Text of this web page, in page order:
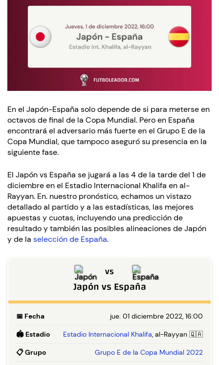
En el Japón-España solo depende de si para meterse en
octavos de final de la Copa Mundial. Pero en España
encontrará el adversario más fuerte en el Grupo E de la
Copa Mundial, que tampoco aseguró su presencia en la
siguiente fase.
El Japón vs España se jugará a las 4 de la tarde del 1 de
diciembre en el Estadio Internacional Khalifa en al-
Rayyan. En. nuestro pronóstico, echamos un vistazo
detallado al partido y a las estadísticas, las mejores
apuestas y cuotas, incluyendo una predicción de
resultado y también las posibles alineaciones de Japón
y de la selección de España.
vs
JapónvsEspaña
📅 Fecha jue. 01 diciembre 2022, 16:00
🏟️ Estadio Estadio Internacional Khalifa, al-Rayyan 🇶🇦
📋Grupo Grupo E de la Copa Mundial 2022